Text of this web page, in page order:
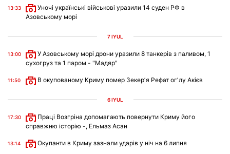
13:33
Уночі українські військові уразили 14 суден РФ в
Азовському морі
7 IYÜL
13:00
У Азовському морі дрони уразили 8 танкерів з паливом, 1
сухогруз та 1 паром - "Мадяр"
11:50 В окупованому Криму помер Зекерʼя Рефат огʼлу Акієв
6 IYÜL
17:30
Праці Возгріна допомагають повернути Криму його
справжню історію -, Ельмаз Асан
13:14 Окупанти в Криму зазнали ударів у ніч на 6 липня